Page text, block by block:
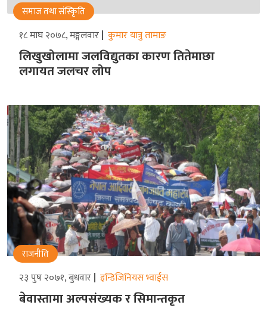
समाज तथा संस्किृति
१८ माघ २०७८, मङ्गलवार कुमार यात्रु तामाङ
लिखुखोलामा जलविद्युतका कारण तितेमाछा
लगायत जलचर लोप
राजनीति
२३ पुष २०७१, बुधवार इन्डिजिनियस भ्वाईस
बेवास्तामा अल्पसंख्यक र सिमान्तकृत